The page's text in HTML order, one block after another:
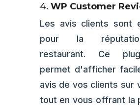
4. WP Customer
Les avis clients sont
pour la
restaurant. Ce
permet d'afficher
avis de vos clients sur
tout en vous offrant la